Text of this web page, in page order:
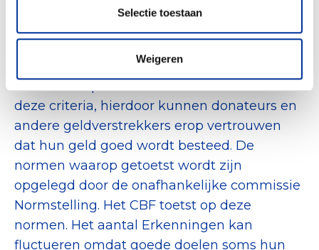
Selectie toestaan
Weigeren
Erkend Goed Doel moet voldoen, waaronder
transparantie. Deze eisen zorgen ervoor dat
een goed doel zijn zaken op orde heeft en de
beloofde impact maakt. Het CBF controleert
deze criteria, hierdoor kunnen donateurs en
andere geldverstrekkers erop vertrouwen
dat hun geld goed wordt besteed. De
normen waarop getoetst wordt zijn
opgelegd door de onafhankelijke commissie
Normstelling. Het CBF toetst op deze
normen. Het aantal Erkenningen kan
fluctueren omdat goede doelen soms hun